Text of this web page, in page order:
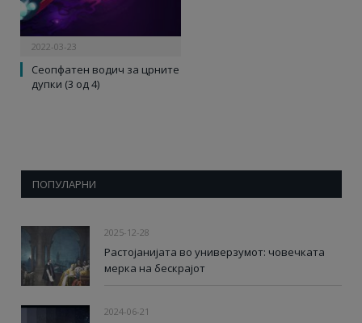
2022-03-23
Сеопфатен водич за црните
дупки (3 од 4)
ПОПУЛАРНИ
2025-12-28
Растојанијата во универзумот: човечката
мерка на бескрајот
2024-06-21